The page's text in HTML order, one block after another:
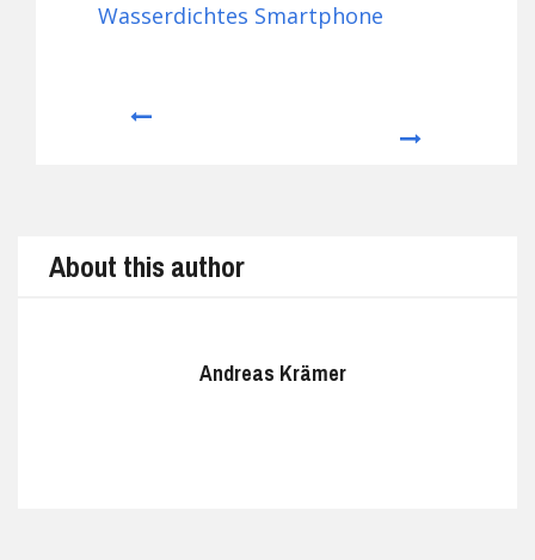
Wasserdichtes Smartphone
About this author
Andreas Krämer